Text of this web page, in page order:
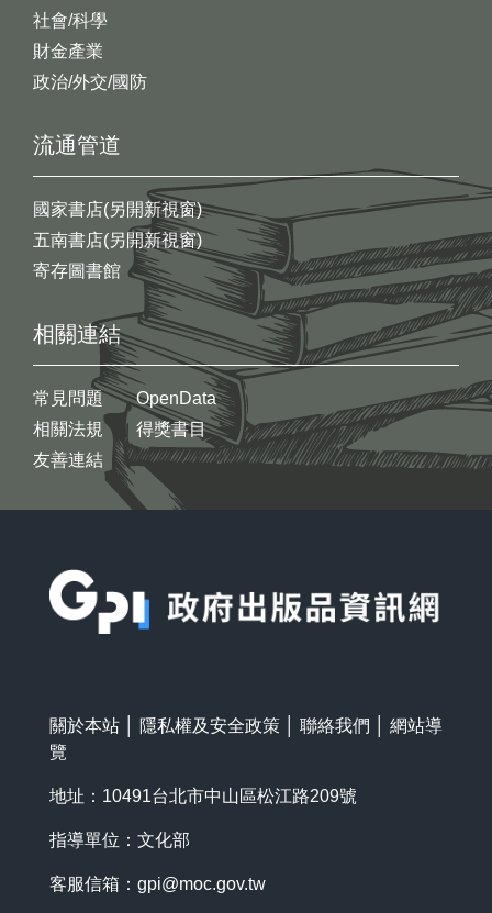
社會/科學
財金產業
政治/外交/國防
流通管道
國家書店(另開新視窗)
五南書店(另開新視窗)
寄存圖書館
相關連結
常見問題
相關法規
友善連結
OpenData
得獎書目
關於本站 隱私權及安全政策 聯絡我們
網站導
覽
地址：10491台北市中山區松江路209號
指導單位：文化部
客服信箱： gpi@moc.gov.tw